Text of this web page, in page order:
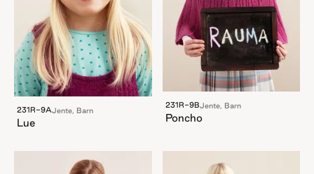
231R-9AJente, Barn
Lue
231R-9BJente, Barn
Poncho